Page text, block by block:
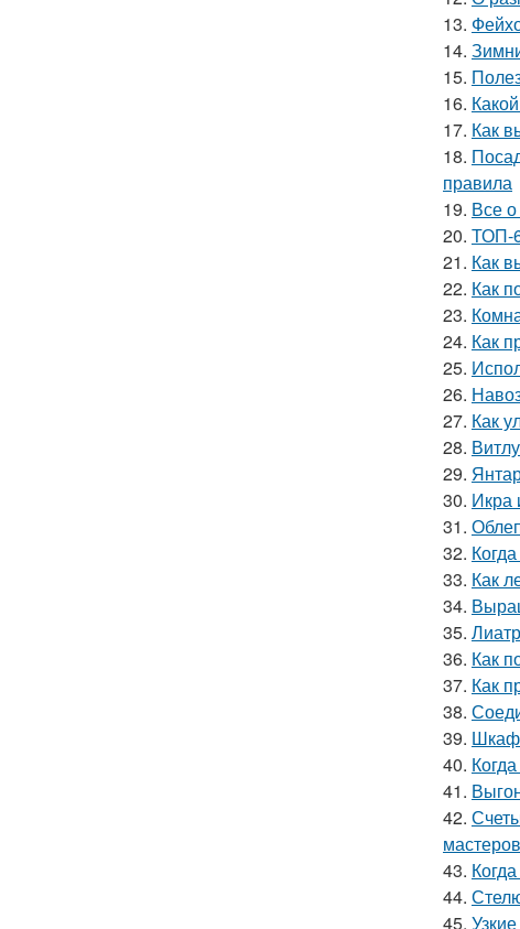
13.
14.
15.
16.
17. Как
18.
правила
19. Все
20. ТОП-
21. Как
22. Как
23.
24. Как
25.
26.
27. Как
28.
29.
30. Икра
31.
32.
33. Как
34.
35.
36. Как
37. Как
38.
39.
40.
41.
42.
43.
44.
45.